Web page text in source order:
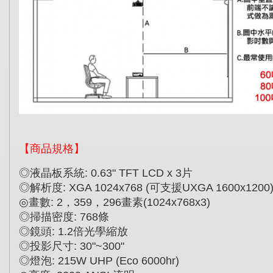
【商品規格】
◎液晶板系統: 0.63" TFT LCD x 3片
◎解析度: XGA 1024x768 (可支援UXGA 1600x1200)
◎畫數: 2 ， 359 ， 296畫素(1024x768x3)
◎掃描密度: 768條
◎鏡頭: 1.2倍光學縮放
◎投影尺寸: 30"~300"
◎燈泡: 215W UHP (Eco 6000hr)